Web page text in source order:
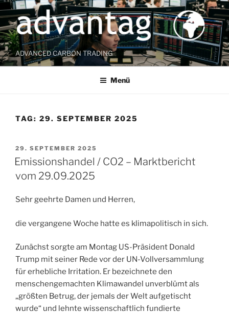
Zum
Inhalt
springen
ADVANCED CARBON TRADING
Menü
TAG: 29. SEPTEMBER 2025
VERÖFFENTLICHT
AM
29. SEPTEMBER 2025
Emissionshandel / CO2 – Marktbericht
vom 29.09.2025
Sehr geehrte Damen und Herren,
die vergangene Woche hatte es klimapolitisch in sich.
Zunächst sorgte am Montag US-Präsident Donald
Trump mit seiner Rede vor der UN-Vollversammlung
für erhebliche Irritation. Er bezeichnete den
menschengemachten Klimawandel unverblümt als
„größten Betrug, der jemals der Welt aufgetischt
wurde“ und lehnte wissenschaftlich fundierte